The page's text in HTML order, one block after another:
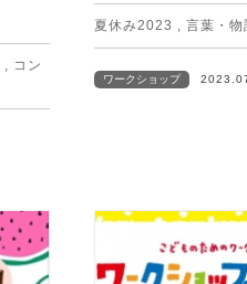
, コン
夏休み2023 , 言葉・物
ワークショップ